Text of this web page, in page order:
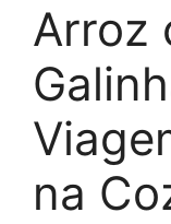
Arroz
na